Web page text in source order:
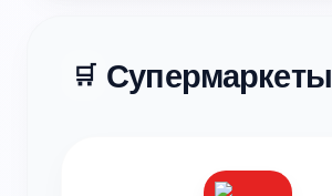
🛒 Супермаркеты